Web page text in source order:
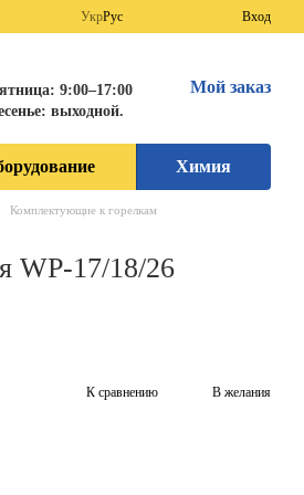
УкрРус Вход
9:00–17:00
выходной.
Мой заказ
Химия
Комплектующие к горелкам
WP-17/18/26
К сравнению В желания